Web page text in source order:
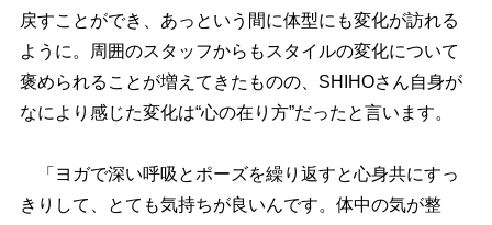
戻すことができ、あっという間に体型にも変化が訪れる
ように。周囲のスタッフからもスタイルの変化について
褒められることが増えてきたものの、SHIHOさん自身が
なにより感じた変化は“心の在り方”だったと言います。
「ヨガで深い呼吸とポーズを繰り返すと心身共にすっ
きりして、とても気持ちが良いんです。体中の気が整